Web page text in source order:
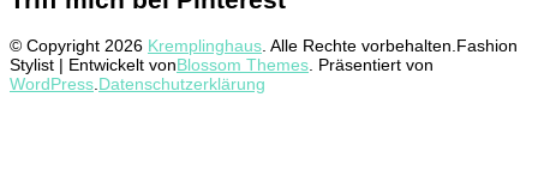
© Copyright 2026 Kremplinghaus . Alle Rechte vorbehalten. Fashion
Stylist | Entwickelt vonBlossom Themes . Präsentiert von
WordPress Datenschutzerklärung